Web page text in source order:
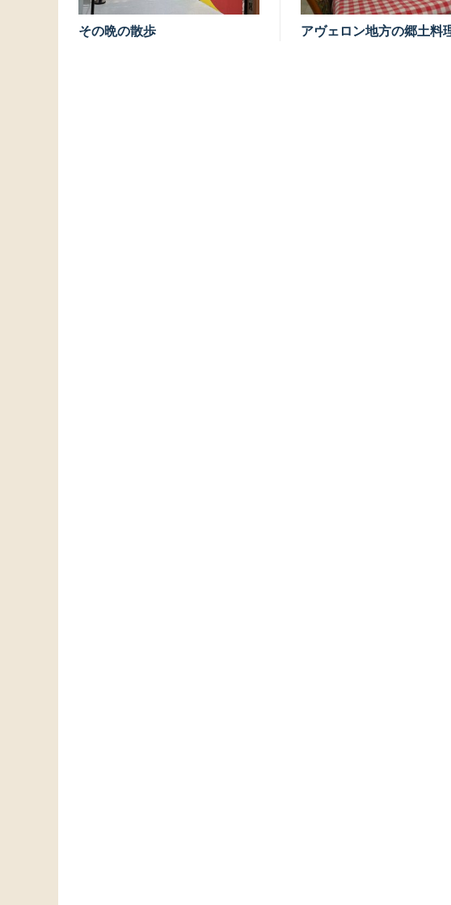
その晩の散歩 アヴェロン地方の郷土料